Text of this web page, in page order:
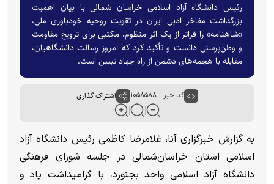
رئیس دانشگاه آزاد اسلامی خراسان شمالی با بیان اهمیت
بزرگداشت مفاخر ادبی ایران در تقویت روحیه خودباوری ملی،
«شاهنامه» را فراتر از یک اثر منظوم، مکتبی برای ترویج مقاومت
و وطن‌پرستی دانست و تأکید کرد که امروز رسالت دانشگاهیان،
مقابله با هجمه‌های دشمن از راه جهاد تبیین است.
کد خبر : ۱۰۵۸۵۸۸ اشتراک گذاری
به گزارش خبرگزاری آنا، غلامرضا کاظمی رئیس دانشگاه آزاد
اسلامی استان خراسان‌شمالی در جلسه شورای فرهنگی
دانشگاه آزاد اسلامی واحد بجنورد، با گرامیداشت یاد و